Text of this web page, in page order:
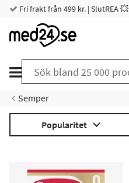
Fri frakt från 499 kr. | SlutREA 💥
Semper
Popularitet